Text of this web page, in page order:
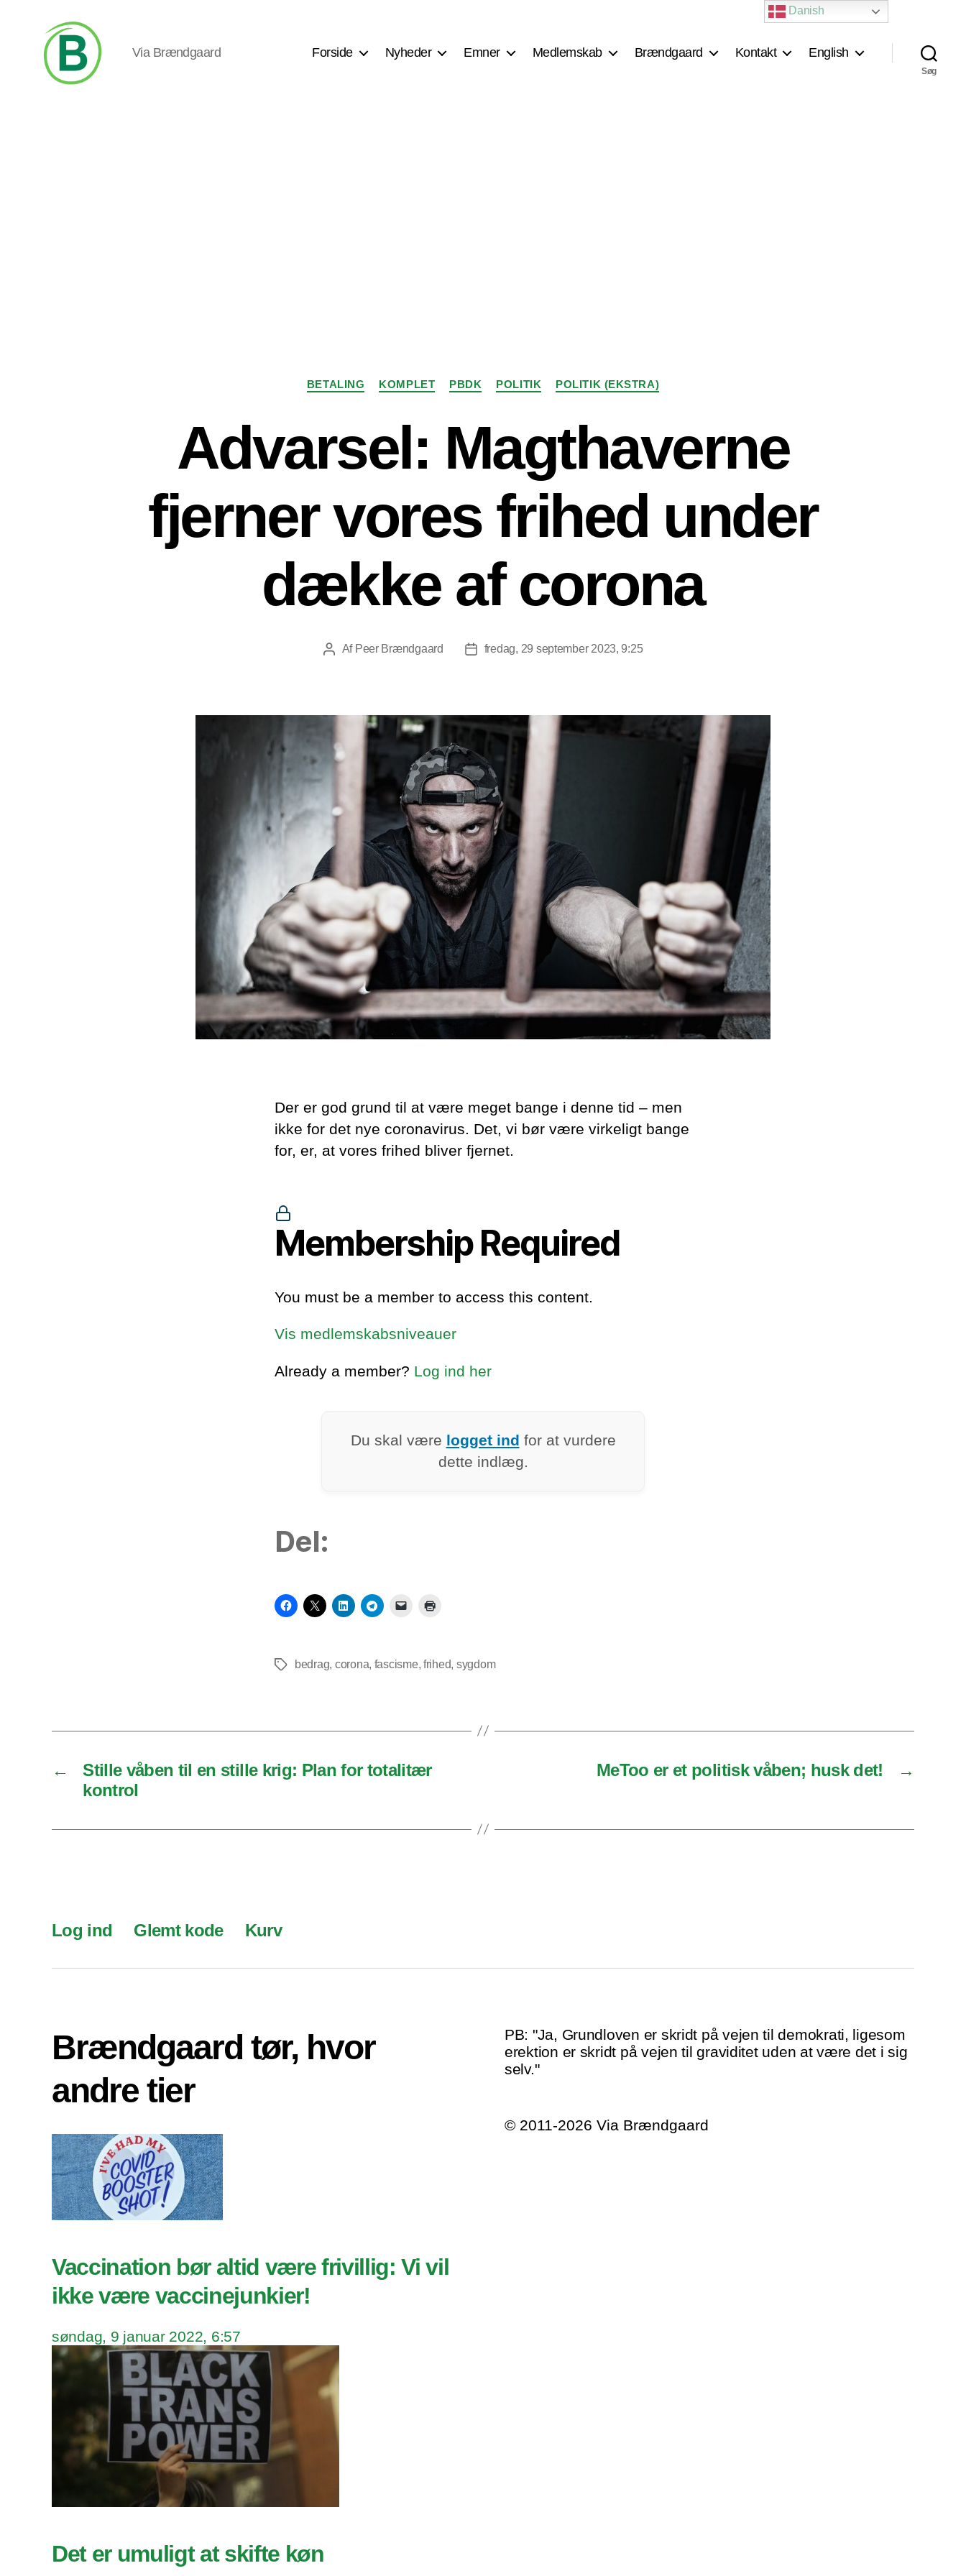
Via Brændgaard Forside Nyheder Emner Medlemskab Brændgaard Kontakt English
Søg
Kategorier
BETALING KOMPLET PBDK POLITIK POLITIK (EKSTRA)
Advarsel: Magthaverne
fjerner vores frihed under
dække af corona
Indlægsforfatter
Af Peer Brændgaard Indlægsdato
fredag, 29 september 2023, 9:25
Der er god grund til at være meget bange i denne tid – men
ikke for det nye coronavirus. Det, vi bør være virkeligt bange
for, er, at vores frihed bliver fjernet.
Membership Required
You must be a member to access this content.
Vis medlemskabsniveauer
Already a member? Log ind her
Du skal være logget ind for at vurdere
dette indlæg.
Del:
Tagsbedrag, corona, fascisme,frihed, sygdom
←
Stille våben til en stille krig: Plan for totalitær
kontrol
→
MeToo er et politisk våben; husk det!
Log ind Glemt kode Kurv
Brændgaard tør, hvor
andre tier
Vaccination bør altid være frivillig: Vi vil
ikke være vaccinejunkier!
søndag, 9 januar 2022, 6:57
Det er umuligt at skifte køn
PB: "Ja, Grundloven er skridt på vejen til demokrati, ligesom
erektion er skridt på vejen til graviditet uden at være det i sig
selv."
© 2011-2026 Via Brændgaard
Danish